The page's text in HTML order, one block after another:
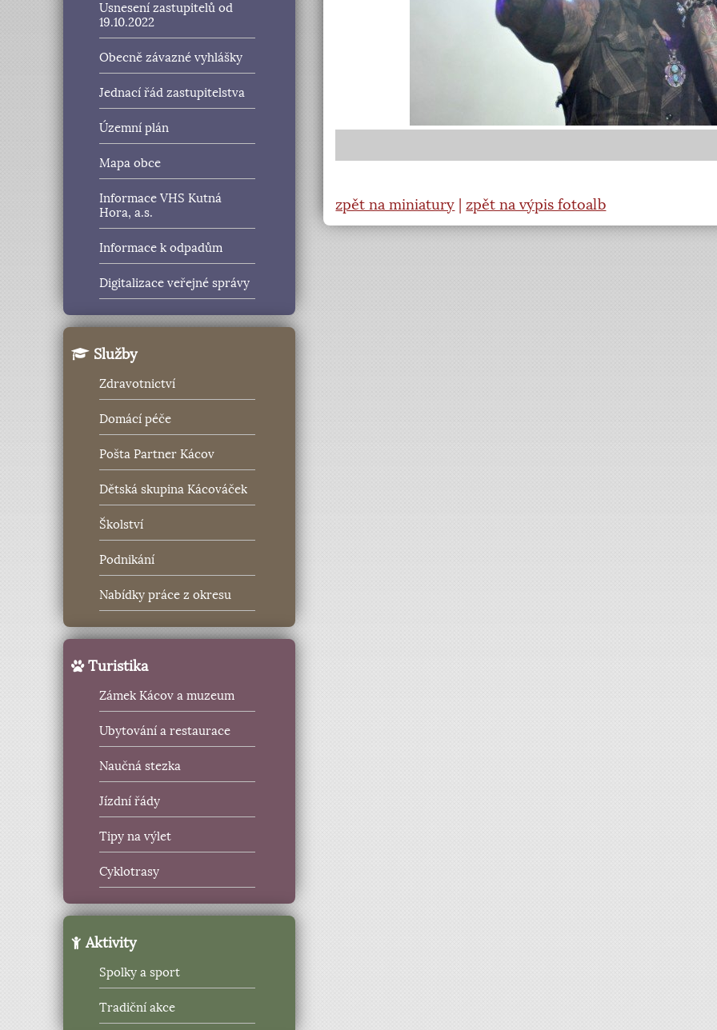
Usnesení zastupitelů od
19.10.2022
Obecně závazné vyhlášky
Jednací řád zastupitelstva
Územní plán
Mapa obce
Informace VHS Kutná
Hora, a.s.
Informace k odpadům
Digitalizace veřejné správy
Služby
Zdravotnictví
Domácí péče
Pošta Partner Kácov
Dětská skupina Kácováček
Školství
Podnikání
Nabídky práce z okresu
Turistika
Zámek Kácov a muzeum
Ubytování a restaurace
Naučná stezka
Jízdní řády
Tipy na výlet
Cyklotrasy
Aktivity
Spolky a sport
Tradiční akce
zpět na miniatury |zpět na výpis fotoalb